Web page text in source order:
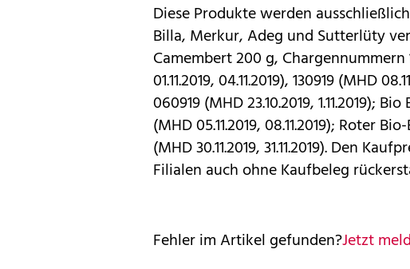
Diese Produkte werden
Billa, Merkur, Adeg und Sutterlüty
Camembert 200 g, Chargennummern
01.11.2019, 04.11.2019), 130919 (MHD
060919 (MHD 23.10.2019, 1.11.2019);
(MHD 05.11.2019, 08.11.2019); Roter
(MHD 30.11.2019, 31.11.2019). Den
Filialen auch ohne Kaufbeleg
Fehler im Artikel gefunden?Jetzt